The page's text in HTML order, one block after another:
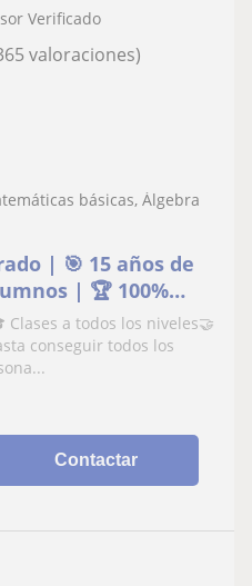
Verificado
valoraciones)
básicas, Álgebra
| 🎯 15 años de
| 🏆 100%
Clases a todos los niveles🤝
conseguir todos los
Contactar